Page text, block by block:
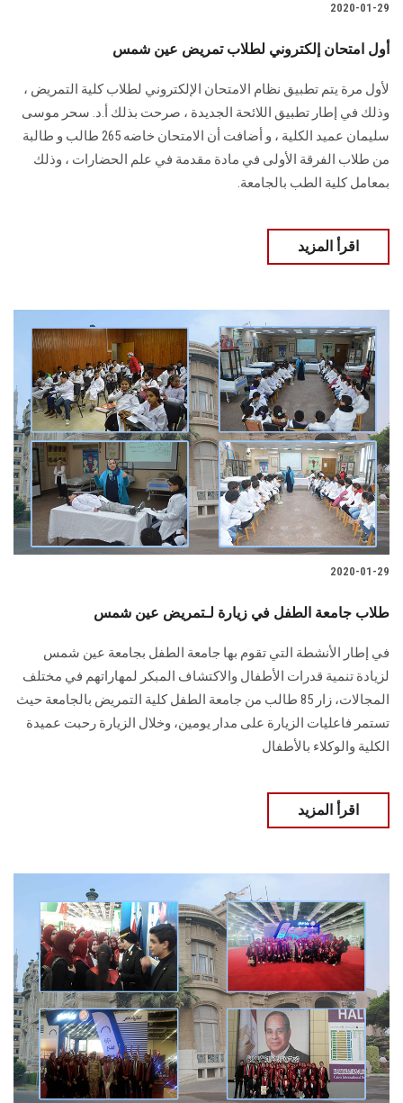
الزائـرون
2020-01-29
أول امتحان إلكتروني لطلاب تمريض عين شمس
لأول مرة يتم تطبيق نظام الامتحان الإلكتروني لطلاب كلية التمريض ،
وذلك في إطار تطبيق اللائحة الجديدة ، صرحت بذلك أ.د. سحر موسى
سليمان عميد الكلية ، و أضافت أن الامتحان خاضه 265 طالب و طالبة
من طلاب الفرقة الأولى في مادة مقدمة في علم الحضارات ، وذلك
بمعامل كلية الطب بالجامعة.
اقرأ المزيد
2020-01-29
طلاب جامعة الطفل في زيارة لـتمريض عين شمس
في إطار الأنشطة التي تقوم بها جامعة الطفل بجامعة عين شمس
لزيادة تنمية قدرات الأطفال والاكتشاف المبكر لمهاراتهم في مختلف
المجالات، زار 85 طالب من جامعة الطفل كلية التمريض بالجامعة حيث
تستمر فاعليات الزيارة على مدار يومين، وخلال الزيارة رحبت عميدة
الكلية والوكلاء بالأطفال
اقرأ المزيد